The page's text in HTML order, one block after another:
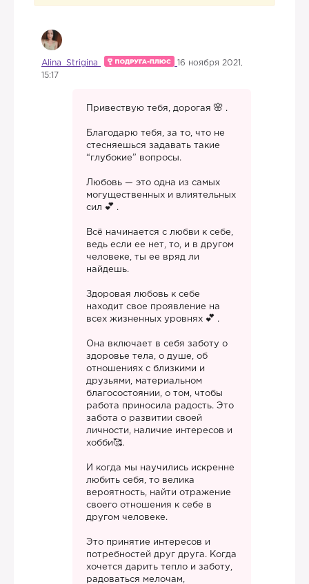
Alina_Strigina
16 ноября 2021,
15:17
Привествую тебя, дорогая .
Благодарю тебя, за то, что не
стесняешься задавать такие
“глубокие” вопросы.
Любовь — это одна из самых
могущественных и влиятельных
сил
.
Всё начинается с любви к себе,
ведь если ее нет, то, и в другом
человеке, ты ее вряд ли
найдешь.
Здоровая любовь к себе
находит свое проявление на
всех жизненных уровнях
.
Она включает в себя заботу о
здоровье тела, о душе, об
отношениях с близкими и
друзьями, материальном
благосостоянии, о том, чтобы
работа приносила радость. Это
забота о развитии своей
личности, наличие интересов и
хобби🥰.
И когда мы научились искренне
любить себя, то велика
вероятность, найти отражение
своего отношения к себе в
другом человеке.
Это принятие интересов и
потребностей друг друга. Когда
хочется дарить тепло и заботу,
радоваться мелочам,